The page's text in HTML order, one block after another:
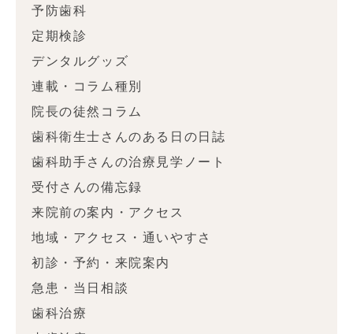
予防歯科
定期検診
デンタルグッズ
連載・コラム種別
院長の徒然コラム
歯科衛生士さんのある日の日誌
歯科助手さんの治療見学ノート
受付さんの備忘録
来院前の案内・アクセス
地域・アクセス・通いやすさ
初診・予約・来院案内
急患・当日相談
歯科治療